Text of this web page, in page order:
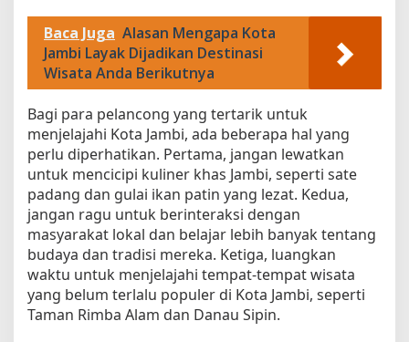
Baca Juga Alasan Mengapa Kota
Jambi Layak Dijadikan Destinasi
Wisata Anda Berikutnya
Bagi para pelancong yang tertarik untuk
menjelajahi Kota Jambi, ada beberapa hal yang
perlu diperhatikan. Pertama, jangan lewatkan
untuk mencicipi kuliner khas Jambi, seperti sate
padang dan gulai ikan patin yang lezat. Kedua,
jangan ragu untuk berinteraksi dengan
masyarakat lokal dan belajar lebih banyak tentang
budaya dan tradisi mereka. Ketiga, luangkan
waktu untuk menjelajahi tempat-tempat wisata
yang belum terlalu populer di Kota Jambi, seperti
Taman Rimba Alam dan Danau Sipin.